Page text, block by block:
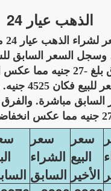
الذهب عيار 24
جنيه، بفارق بلغ -27 جنيه
السابق مباشرة.
سعر
البيع
الأخير
سعر
الشراء
السابق